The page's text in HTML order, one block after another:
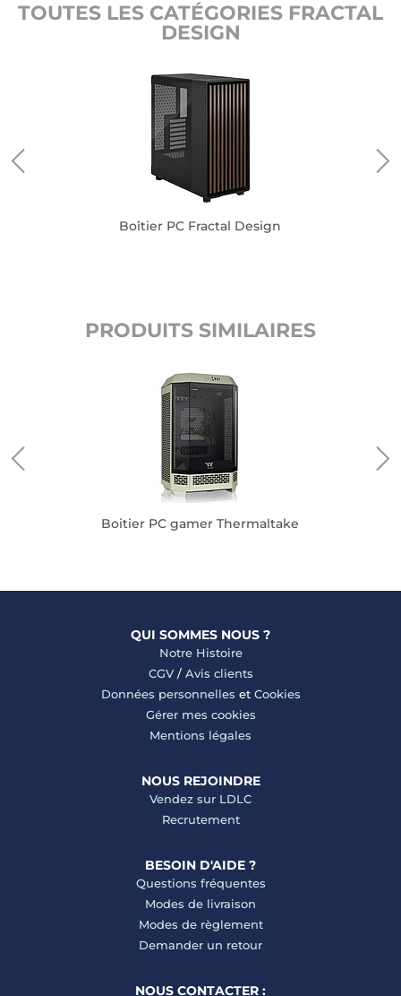
TOUTES LES CATÉGORIES FRACTAL
DESIGN
Boîtier PC Fractal Design
PRODUITS SIMILAIRES
Boitier PC gamer Thermaltake
QUI SOMMES NOUS ?
Notre Histoire
CGV/ Avis clients
Données personnelles et Cookies
Gérer mes cookies
Mentions légales
NOUS REJOINDRE
Vendez sur LDLC
Recrutement
BESOIN D'AIDE ?
Questions fréquentes
Modes de livraison
Modes de règlement
Demander un retour
NOUS CONTACTER :